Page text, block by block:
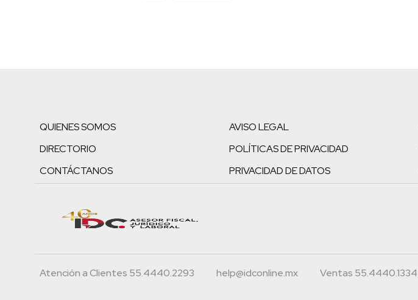
QUIENES SOMOS
DIRECTORIO
CONTÁCTANOS
AVISO LEGAL
POLÍTICAS DE PRIVACIDAD
PRIVACIDAD DE DATOS
Atención a Clientes 55.4440.2293 help@idconline.mx Ventas 55.4440.1334